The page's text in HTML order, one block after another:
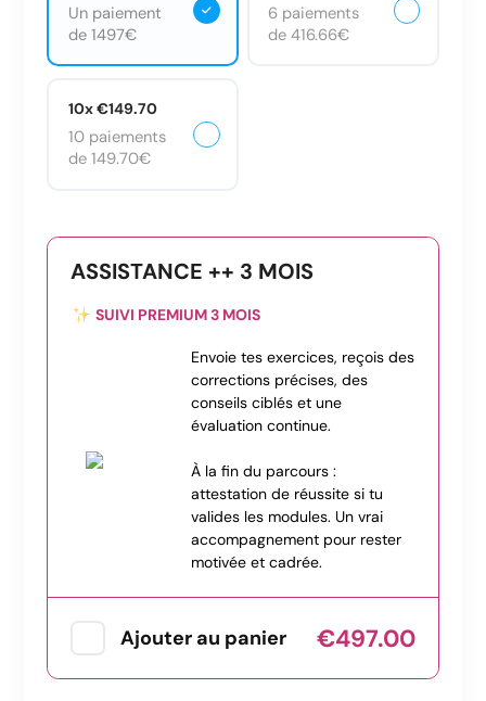
Un paiement
de 1497€
6 paiements
de 416.66€
10 paiements
de 149.70€
10x €149.70
ASSISTANCE ++ 3 MOIS
SUIVI PREMIUM 3 MOIS
Envoie tes exercices, reçois des
corrections précises, des
conseils ciblés et une
évaluation continue.
À la fin du parcours :
attestation de réussite si tu
valides les modules. Un vrai
accompagnement pour rester
motivée et cadrée.
Ajouter au panier €497.00